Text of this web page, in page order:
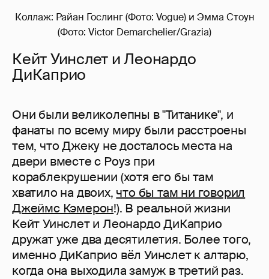
Коллаж: Райан Гослинг (Фото: Vogue) и Эмма Стоун
(Фото: Victor Demarchelier/Grazia)
Кейт Уинслет и Леонардо
ДиКаприо
Они были великолепны в "Титанике", и
фанаты по всему миру были расстроены
тем, что Джеку не досталось места на
двери вместе с Роуз при
кораблекрушении (хотя его бы там
хватило на двоих, что бы там ни говорил
Джеймс Кэмерон!). В реальной жизни
Кейт Уинслет и Леонардо ДиКаприо
дружат уже два десятилетия. Более того,
именно ДиКаприо вёл Уинслет к алтарю,
когда она выходила замуж в третий раз.